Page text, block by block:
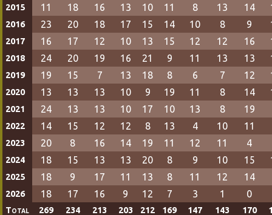
2015 11 18 16 13 10 11 8 13 14
2016 23 20 18 17 15 14 10 8 9
2017 16 17 12 10 13 15 12 12 16
2018 24 20 19 16 21 9 11 13 13
2019 19 15 7 13 18 8 6 7 12
2020 13 13 13 10 9 19 11 8 14
2021 24 13 13 10 17 10 13 8 19
2022 14 15 12 12 8 13 4 10 11
2023 20 8 16 14 19 11 12 11 4
2024 18 15 13 13 20 8 9 10 15
2025 18 9 17 11 13 8 11 12 14
2026 18 17 16 9 12 7 3 1 0
Total 269 234 213 203 212 169 147 143 170